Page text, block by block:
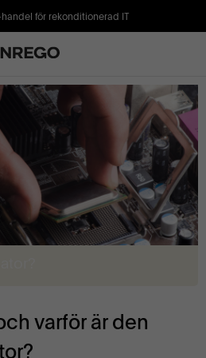
för rekonditionerad IT
varför är den